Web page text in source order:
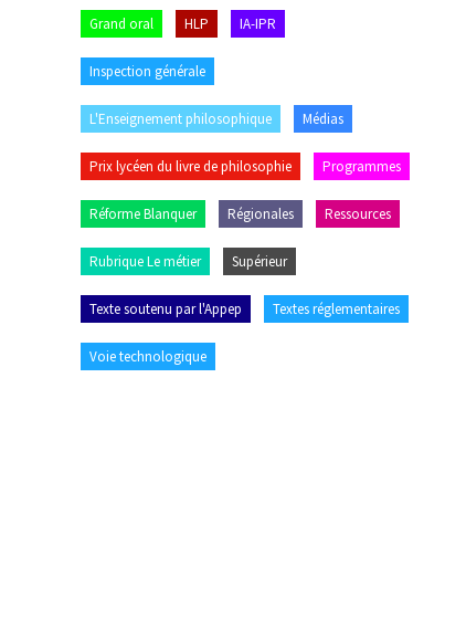
Grand oral HLP IA-IPR
Inspection générale
L'Enseignement philosophique Médias
Prix lycéen du livre de philosophie Programmes
Réforme Blanquer Régionales Ressources
Rubrique Le métier Supérieur
Texte soutenu par l'Appep Textes réglementaires
Voie technologique